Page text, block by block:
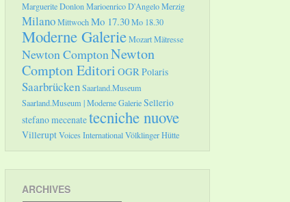
Marguerite DonlonMarioenrico D'AngeloMerzig
MilanoMittwochMo 17.30Mo 18.30
Moderne GalerieMozartMätresse
Newton ComptonNewton
Compton Editori OGRPolaris
SaarbrückenSaarland.Museum
Saarland.Museum | Moderne GalerieSellerio
stefano mecenatetecniche nuove
VilleruptVoices InternationalVölklinger Hütte
ARCHIVES